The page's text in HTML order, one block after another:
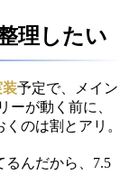
理したい
装予定で、メイン
ーが動く前に、
のは割とアリ。
るんだから、7.5